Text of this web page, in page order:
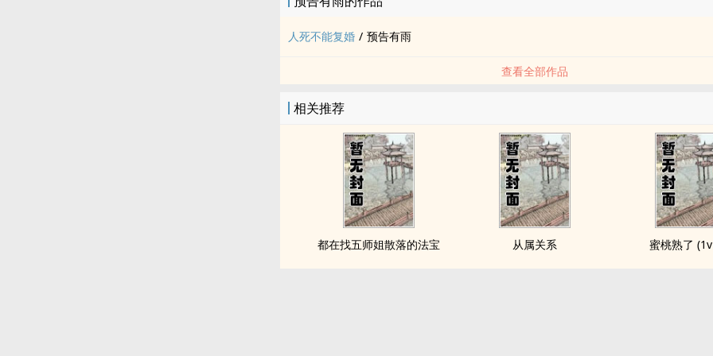
人死不能复婚 / 预告有雨
查看全部作品
相关推荐
都在找五师姐散落的法宝 从属关系 蜜桃熟了